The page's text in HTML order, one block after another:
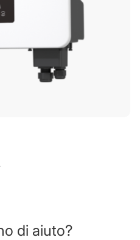
di aiuto?